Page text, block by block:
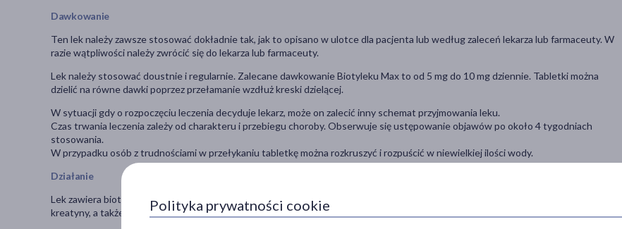
Dawkowanie
Ten lek należy zawsze stosować dokładnie tak, jak to opisano w ulotce dla pacjenta lub według zaleceń lekarza lub farmaceuty. W
razie wątpliwości należy zwrócić się do lekarza lub farmaceuty.
Lek należy stosować doustnie i regularnie. Zalecane dawkowanie Biotyleku Max to od 5 mg do 10 mg dziennie. Tabletki można
dzielić na równe dawki poprzez przełamanie wzdłuż kreski dzielącej.
W sytuacji gdy o rozpoczęciu leczenia decyduje lekarz, może on zalecić inny schemat przyjmowania leku.
Czas trwania leczenia zależy od charakteru i przebiegu choroby. Obserwuje się ustępowanie objawów po około 4 tygodniach
stosowania.
W przypadku osób z trudnościami w przełykaniu tabletkę można rozkruszyć i rozpuścić w niewielkiej ilości wody.
Działanie
Lek zawiera biotynę, należącą do witamin z grupy B. Biotylek Max uzupełnia niedobory biotyny, wspomagającej tworzenie
kreatyny, a także różnicowanie komórek naskórka, włosów i paznokci, poprawiając ich stan.
Polityka prywatności cookie